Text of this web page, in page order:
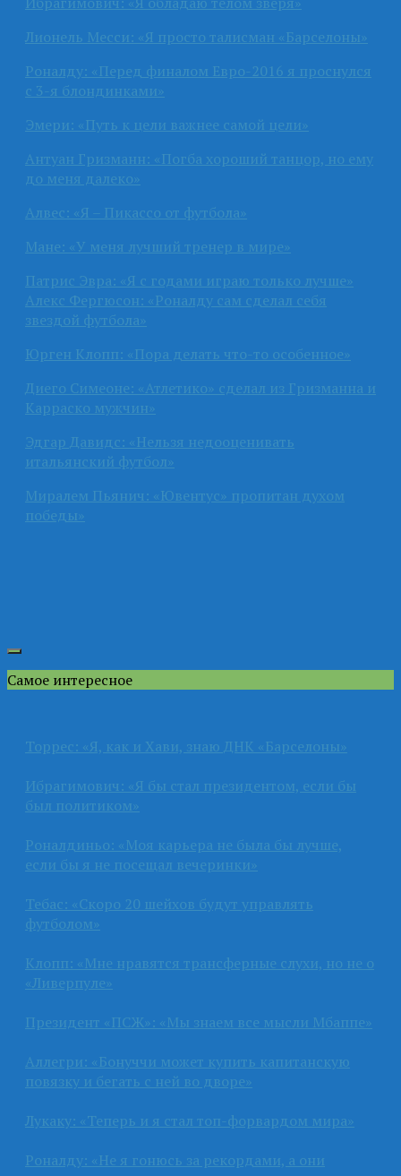
Лионель Месси: «Я просто талисман «Барселоны»
Роналду: «Перед финалом Евро-2016 я проснулся
с 3-я блондинками»
Эмери: «Путь к цели важнее самой цели»
Антуан Гризманн: «Погба хороший танцор, но ему
до меня далеко»
Алвес: «Я – Пикассо от футбола»
Мане: «У меня лучший тренер в мире»
Патрис Эвра: «Я с годами играю только лучше»
Алекс Фергюсон: «Роналду сам сделал себя
звездой футбола»
Юрген Клопп: «Пора делать что-то особенное»
Диего Симеоне: «Атлетико» сделал из Гризманна и
Карраско мужчин»
Эдгар Давидс: «Нельзя недооценивать
итальянский футбол»
Миралем Пьянич: «Ювентус» пропитан духом
победы»
Самое интересное
Торрес: «Я, как и Хави, знаю ДНК «Барселоны»
Ибрагимович: «Я бы стал президентом, если бы
был политиком»
Роналдиньо: «Моя карьера не была бы лучше,
если бы я не посещал вечеринки»
Тебас: «Скоро 20 шейхов будут управлять
футболом»
Клопп: «Мне нравятся трансферные слухи, но не о
«Ливерпуле»
Президент «ПСЖ»: «Мы знаем все мысли Мбаппе»
Аллегри: «Бонуччи может купить капитанскую
повязку и бегать с ней во дворе»
Лукаку: «Теперь и я стал топ-форвардом мира»
Роналду: «Не я гонюсь за рекордами, а они